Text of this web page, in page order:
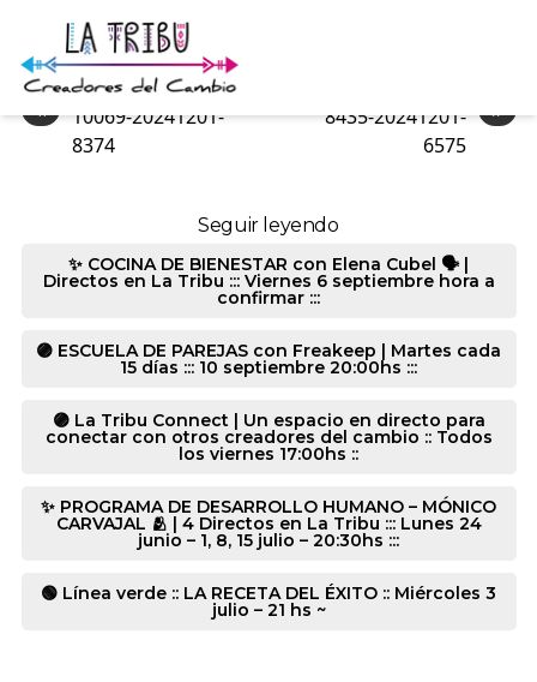
8435-20241201-6503
«
10069-20241201-
8374
»
8435-20241201-
6575
Seguir leyendo
✨ COCINA DE BIENESTAR con Elena Cubel 🗣️ |
Directos en La Tribu ::: Viernes 6 septiembre hora a
confirmar :::
🟣 ESCUELA DE PAREJAS con Freakeep | Martes cada
15 días ::: 10 septiembre 20:00hs :::
🟣 La Tribu Connect | Un espacio en directo para
conectar con otros creadores del cambio :: Todos
los viernes 17:00hs ::
✨ PROGRAMA DE DESARROLLO HUMANO – MÓNICO
CARVAJAL 🫂 | 4 Directos en La Tribu ::: Lunes 24
junio – 1, 8, 15 julio – 20:30hs :::
🟢 Línea verde :: LA RECETA DEL ÉXITO :: Miércoles 3
julio – 21 hs ~